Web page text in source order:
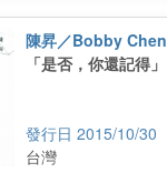
陳昇／Bobby Chen
「是否，你還記得」
2015/10/30
台灣